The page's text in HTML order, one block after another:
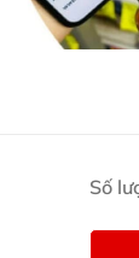
hiện
không chỉ
cân thiết,
Số